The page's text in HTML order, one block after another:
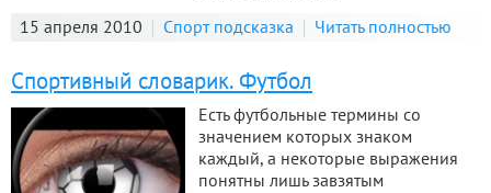
15 апреля 2010
Спорт подсказка Читать полностью
Спортивный словарик. Футбол
Есть футбольные термины со
значением которых знаком
каждый, а некоторые выражения
понятны лишь завзятым